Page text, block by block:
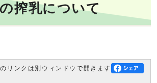
搾乳について
リンクは別ウィンドウで開きます